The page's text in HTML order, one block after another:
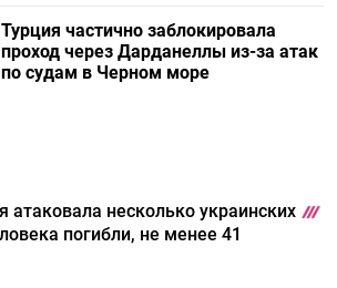
Турция частично заблокировала
проход через Дарданеллы из-за атак
по судам в Черном море